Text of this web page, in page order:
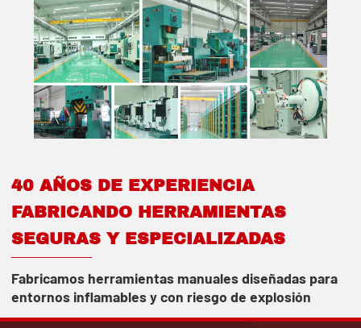
40 AÑOS DE EXPERIENCIA
FABRICANDO HERRAMIENTAS
SEGURAS Y ESPECIALIZADAS
Fabricamos herramientas manuales diseñadas para
entornos inflamables y con riesgo de explosión